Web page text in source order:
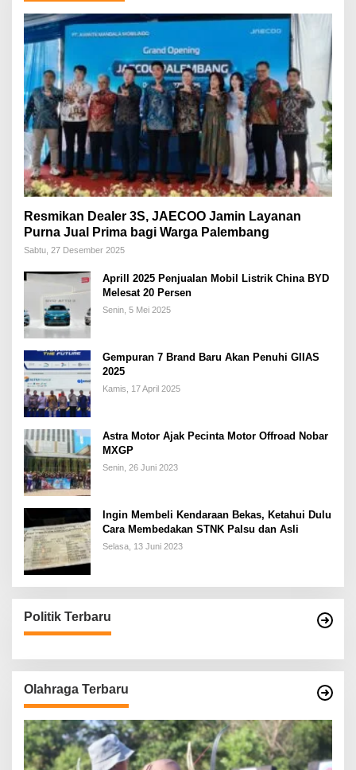
Resmikan Dealer 3S, JAECOO Jamin Layanan
Purna Jual Prima bagi Warga Palembang
Sabtu, 27 Desember 2025
Aprill 2025 Penjualan Mobil Listrik China BYD
Melesat 20 Persen
Senin, 5 Mei 2025
Gempuran 7 Brand Baru Akan Penuhi GIIAS
2025
Kamis, 17 April 2025
Astra Motor Ajak Pecinta Motor Offroad Nobar
MXGP
Senin, 26 Juni 2023
Ingin Membeli Kendaraan Bekas, Ketahui Dulu
Cara Membedakan STNK Palsu dan Asli
Selasa, 13 Juni 2023
Politik Terbaru
Olahraga Terbaru